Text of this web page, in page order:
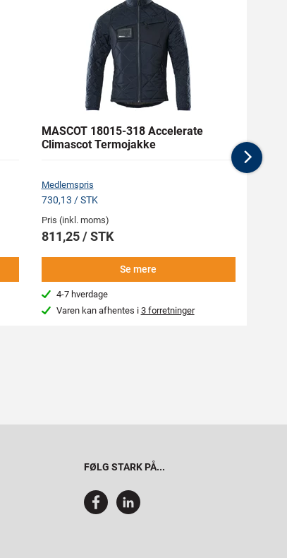
MASCOT 18015-318 Accelerate
Climascot Termojakke
Medlemspris
730,13 / STK
Pris (inkl. moms)
811,25 / STK
Se mere
4-7 hverdage
Varen kan afhentes i 3 forretninger
FØLG STARK PÅ...